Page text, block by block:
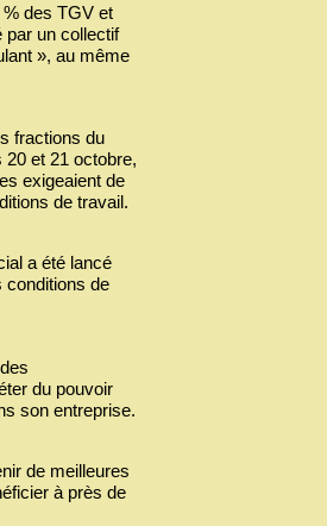
des TGV et
par un collectif
», au même
fractions du
20 et 21 octobre,
exigeaient de
de travail.
a été lancé
conditions de
du pouvoir
son entreprise.
de meilleures
à près de